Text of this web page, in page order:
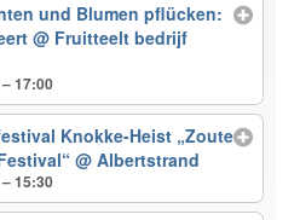
und Blumen pflücken:
@ Fruitteelt bedrijf
17:00
Knokke-Heist „Zoute
@ Albertstrand
15:30